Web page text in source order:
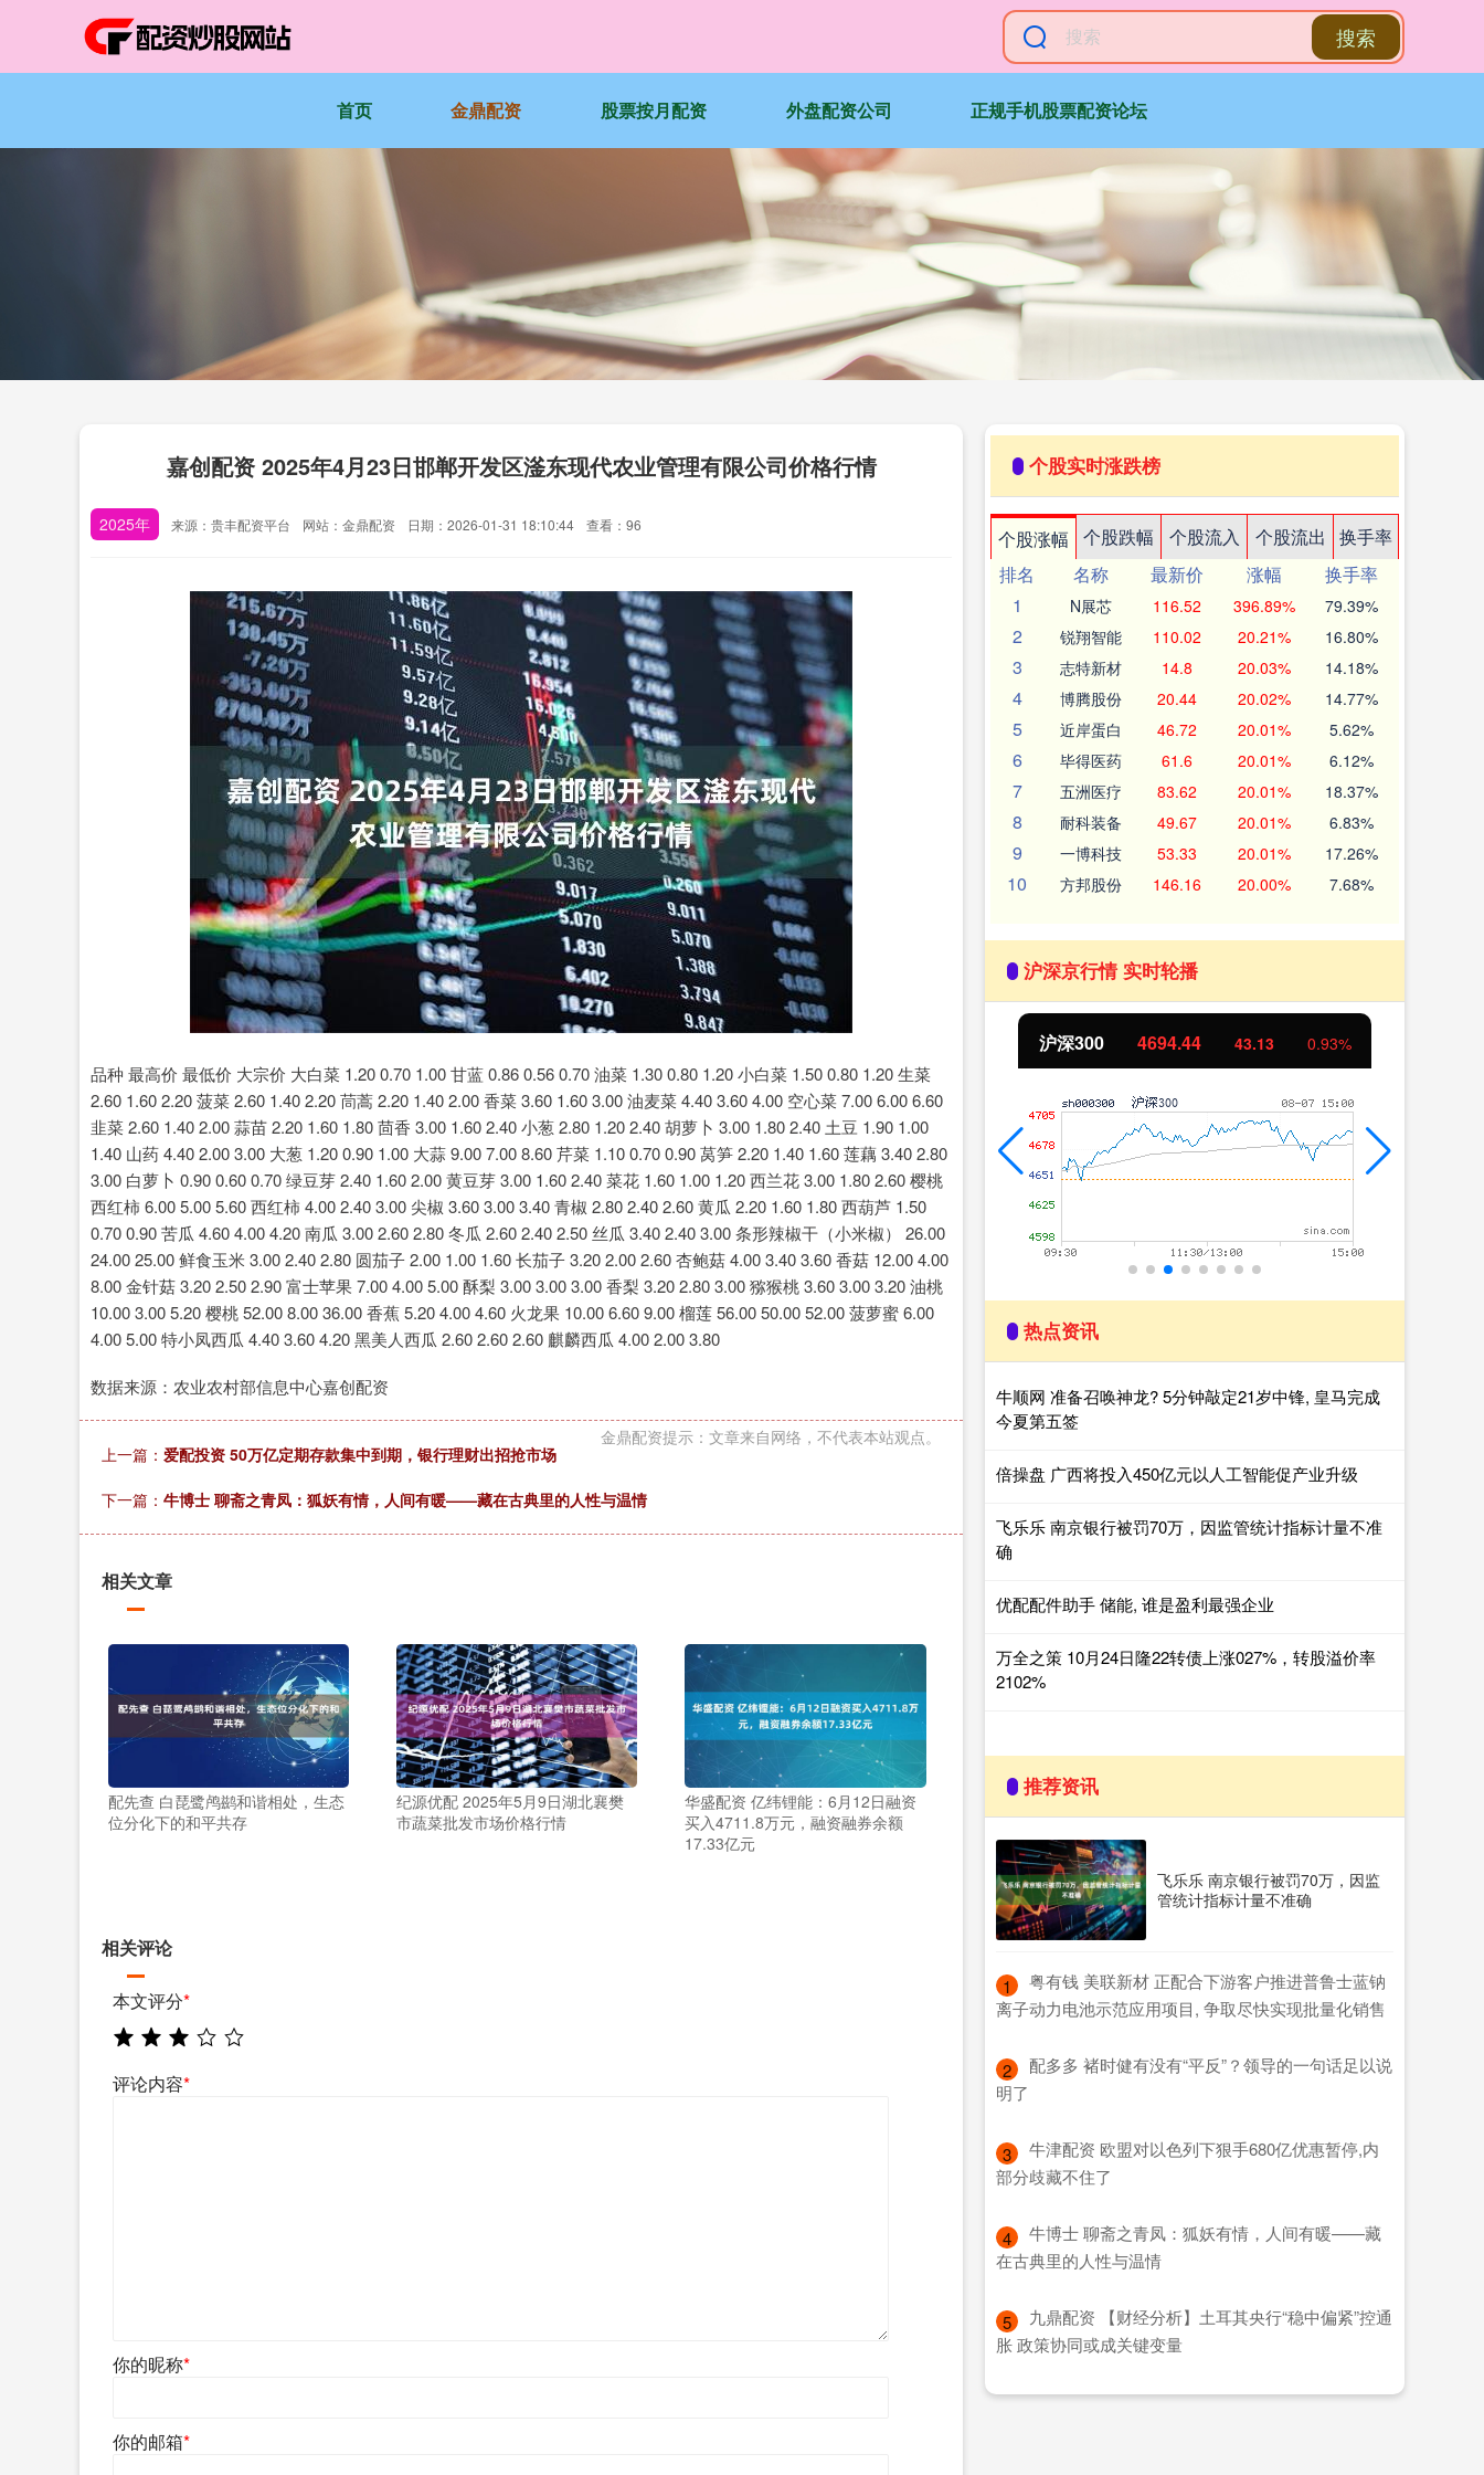
搜索
首页 金鼎配资 股票按月配资 外盘配资公司 正规手机股票配资论坛
嘉创配资 2025年4月23日邯郸开发区滏东现代农业管理有限公司价格行情
2025年 来源：贵丰配资平台 网站：金鼎配资 日期：2026-01-31 18:10:44 查看：96
品种 最高价 最低价 大宗价 大白菜 1.20 0.70 1.00 甘蓝 0.86 0.56 0.70 油菜 1.30 0.80 1.20 小白菜 1.50 0.80 1.20 生菜
2.60 1.60 2.20 菠菜 2.60 1.40 2.20 茼蒿 2.20 1.40 2.00 香菜 3.60 1.60 3.00 油麦菜 4.40 3.60 4.00 空心菜 7.00 6.00 6.60
韭菜 2.60 1.40 2.00 蒜苗 2.20 1.60 1.80 茴香 3.00 1.60 2.40 小葱 2.80 1.20 2.40 胡萝卜 3.00 1.80 2.40 土豆 1.90 1.00
1.40 山药 4.40 2.00 3.00 大葱 1.20 0.90 1.00 大蒜 9.00 7.00 8.60 芹菜 1.10 0.70 0.90 莴笋 2.20 1.40 1.60 莲藕 3.40 2.80
3.00 白萝卜 0.90 0.60 0.70 绿豆芽 2.40 1.60 2.00 黄豆芽 3.00 1.60 2.40 菜花 1.60 1.00 1.20 西兰花 3.00 1.80 2.60 樱桃
西红柿 6.00 5.00 5.60 西红柿 4.00 2.40 3.00 尖椒 3.60 3.00 3.40 青椒 2.80 2.40 2.60 黄瓜 2.20 1.60 1.80 西葫芦 1.50
0.70 0.90 苦瓜 4.60 4.00 4.20 南瓜 3.00 2.60 2.80 冬瓜 2.60 2.40 2.50 丝瓜 3.40 2.40 3.00 条形辣椒干（小米椒） 26.00
24.00 25.00 鲜食玉米 3.00 2.40 2.80 圆茄子 2.00 1.00 1.60 长茄子 3.20 2.00 2.60 杏鲍菇 4.00 3.40 3.60 香菇 12.00 4.00
8.00 金针菇 3.20 2.50 2.90 富士苹果 7.00 4.00 5.00 酥梨 3.00 3.00 3.00 香梨 3.20 2.80 3.00 猕猴桃 3.60 3.00 3.20 油桃
10.00 3.00 5.20 樱桃 52.00 8.00 36.00 香蕉 5.20 4.00 4.60 火龙果 10.00 6.60 9.00 榴莲 56.00 50.00 52.00 菠萝蜜 6.00
4.00 5.00 特小凤西瓜 4.40 3.60 4.20 黑美人西瓜 2.60 2.60 2.60 麒麟西瓜 4.00 2.00 3.80
数据来源：农业农村部信息中心嘉创配资
金鼎配资提示：文章来自网络，不代表本站观点。
上一篇： 爱配投资 50万亿定期存款集中到期，银行理财出招抢市场
下一篇： 牛博士 聊斋之青凤：狐妖有情，人间有暖——藏在古典里的人性与温情
相关文章
配先查 白琵鹭鸬鹚和谐相处，生态
位分化下的和平共存
纪源优配 2025年5月9日湖北襄樊
市蔬菜批发市场价格行情
华盛配资 亿纬锂能：6月12日融资
买入4711.8万元，融资融券余额
17.33亿元
相关评论
本文评分*
评论内容*
你的昵称*
你的邮箱*
个股实时涨跌榜
个股涨幅 个股跌幅 个股流入 个股流出
换手率
排名
名称 最新价 涨幅
换手率
1
N展芯 116.52 396.89% 79.39%
2 锐翔智能 110.02 20.21% 16.80%
3 志特新材 14.8 20.03% 14.18%
4 博腾股份 20.44 20.02% 14.77%
5 近岸蛋白 46.72 20.01% 5.62%
6 毕得医药 61.6 20.01% 6.12%
7 五洲医疗 83.62 20.01% 18.37%
8 耐科装备 49.67 20.01% 6.83%
9 一博科技 53.33 20.01% 17.26%
10 方邦股份 146.16 20.00% 7.68%
沪深京行情 实时轮播
北证50 1134.24 11.37 1.01%
热点资讯
牛顺网 准备召唤神龙? 5分钟敲定21岁中锋, 皇马完成
今夏第五签
倍操盘 广西将投入450亿元以人工智能促产业升级
飞乐乐 南京银行被罚70万，因监管统计指标计量不准
确
优配配件助手 储能, 谁是盈利最强企业
万全之策 10月24日隆22转债上涨027%，转股溢价率
2102%
推荐资讯
飞乐乐 南京银行被罚70万，因监
管统计指标计量不准确
1
​粤有钱 美联新材 正配合下游客户推进普鲁士蓝钠
离子动力电池示范应用项目, 争取尽快实现批量化销售
2
​配多多 褚时健有没有“平反”？领导的一句话足以说
明了
3
​牛津配资 欧盟对以色列下狠手680亿优惠暂停,内
部分歧藏不住了
4
​牛博士 聊斋之青凤：狐妖有情，人间有暖——藏
在古典里的人性与温情
5
​九鼎配资 【财经分析】土耳其央行“稳中偏紧”控通
胀 政策协同或成关键变量